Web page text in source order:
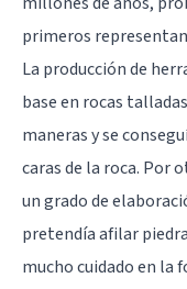
primeros
La producción de
base en rocas
maneras y se
caras de la roca. Por
un grado de
pretendía afilar
mucho cuidado en la